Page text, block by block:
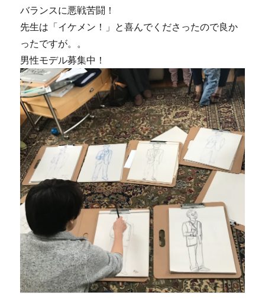
バランスに悪戦苦闘！
先生は「イケメン！」と喜んでくださったので良か
ったですが。。
男性モデル募集中！